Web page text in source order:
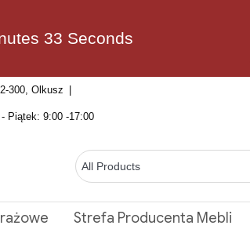
32 Seconds
300, Olkusz
Piątek: 9:00 -17:00
Strefa Producenta Mebli